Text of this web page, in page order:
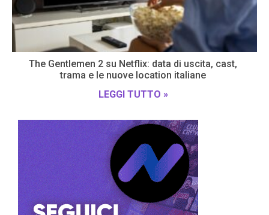
The Gentlemen 2 su Netflix: data di uscita, cast,
trama e le nuove location italiane
LEGGI TUTTO »